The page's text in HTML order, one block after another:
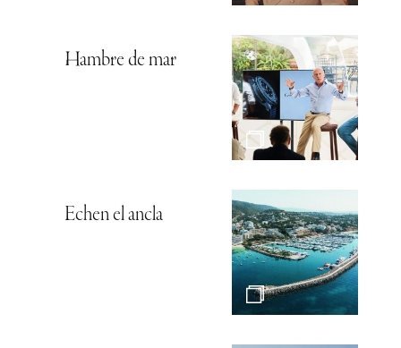
Hambre de mar
Echen el ancla